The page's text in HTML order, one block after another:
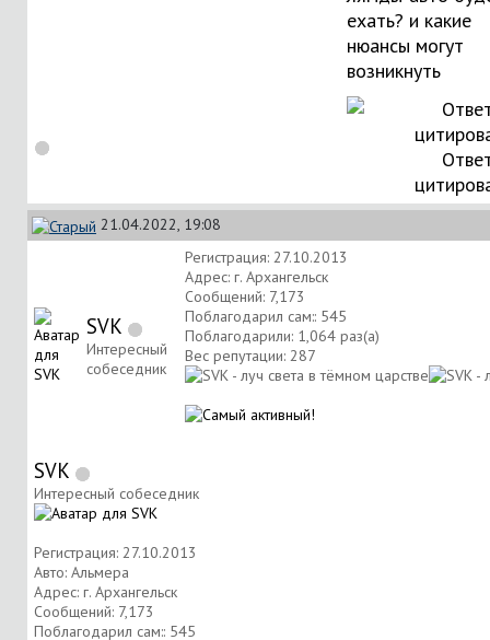
ехать? и какие
нюансы могут
возникнуть
21.04.2022, 19:08
SVK
Интересный
собеседник
Регистрация: 27.10.2013
Адрес: г. Архангельск
Сообщений: 7,173
Поблагодарил сам:: 545
Поблагодарили: 1,064 раз(а)
Вес репутации: 287
SVK
Интересный собеседник
Регистрация: 27.10.2013
Авто: Альмера
Адрес: г. Архангельск
Сообщений: 7,173
Поблагодарил сам:: 545